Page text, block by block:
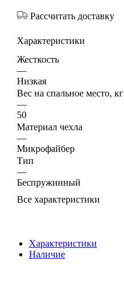
Рассчитать доставку
Характеристики
Жесткость
—
Низкая
Вес на спальное место, кг
—
50
Материал чехла
—
Микрофайбер
Тип
—
Беспружинный
Все характеристики
Характеристики
Наличие